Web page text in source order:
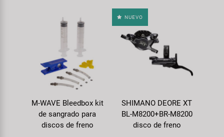
M-WAVE Bleedbox kit
de sangrado para
discos de freno
NUEVO
SHIMANO DEORE XT
BL-M8200+BR-M8200
disco de freno